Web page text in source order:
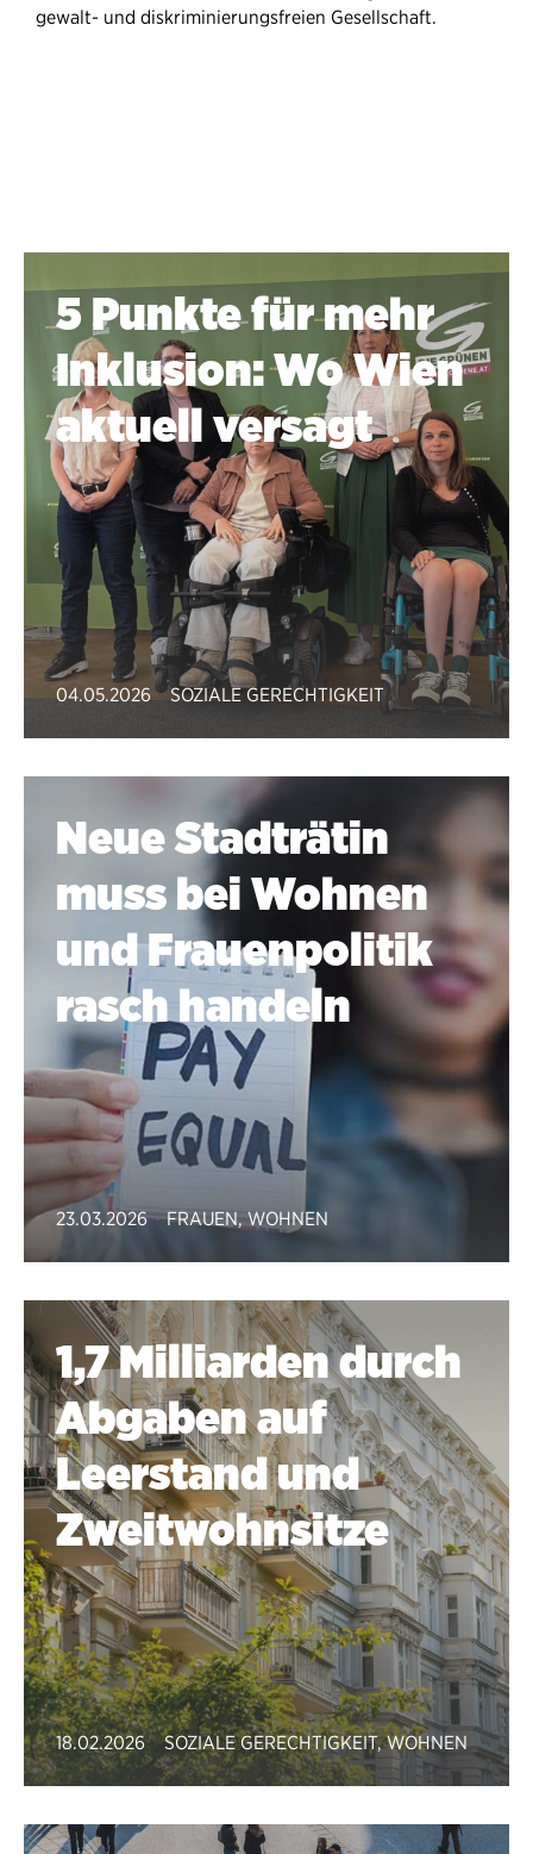
gewalt- und diskriminierungsfreien Gesellschaft.
5 Punkte für mehr
Inklusion: Wo Wien
aktuell versagt
04.05.2026 SOZIALE GERECHTIGKEIT
Neue Stadträtin
muss bei Wohnen
und Frauenpolitik
rasch handeln
23.03.2026 FRAUEN, WOHNEN
1,7 Milliarden durch
Abgaben auf
Leerstand und
Zweit­wohn­sitze
18.02.2026 SOZIALE GERECHTIGKEIT,WOHNEN